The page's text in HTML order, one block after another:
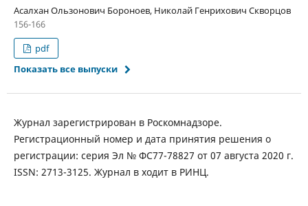
Асалхан Ользонович Бороноев, Николай Генрихович Скворцов
156-166
pdf
Показать все выпуски
Журнал зарегистрирован в Роскомнадзоре.
Регистрационный номер и дата принятия решения о
регистрации: серия Эл № ФС77-78827 от 07 августа 2020 г.
ISSN: 2713-3125. Журнал в ходит в РИНЦ.